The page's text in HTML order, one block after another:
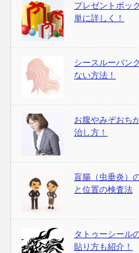
プレゼントボッ
単に詳しく！
シースルーバン
ない方法！
お腹やみぞおち
治し方！
盲腸（虫垂炎）
と位置の検査法
タトゥーシール
貼り方も紹介！